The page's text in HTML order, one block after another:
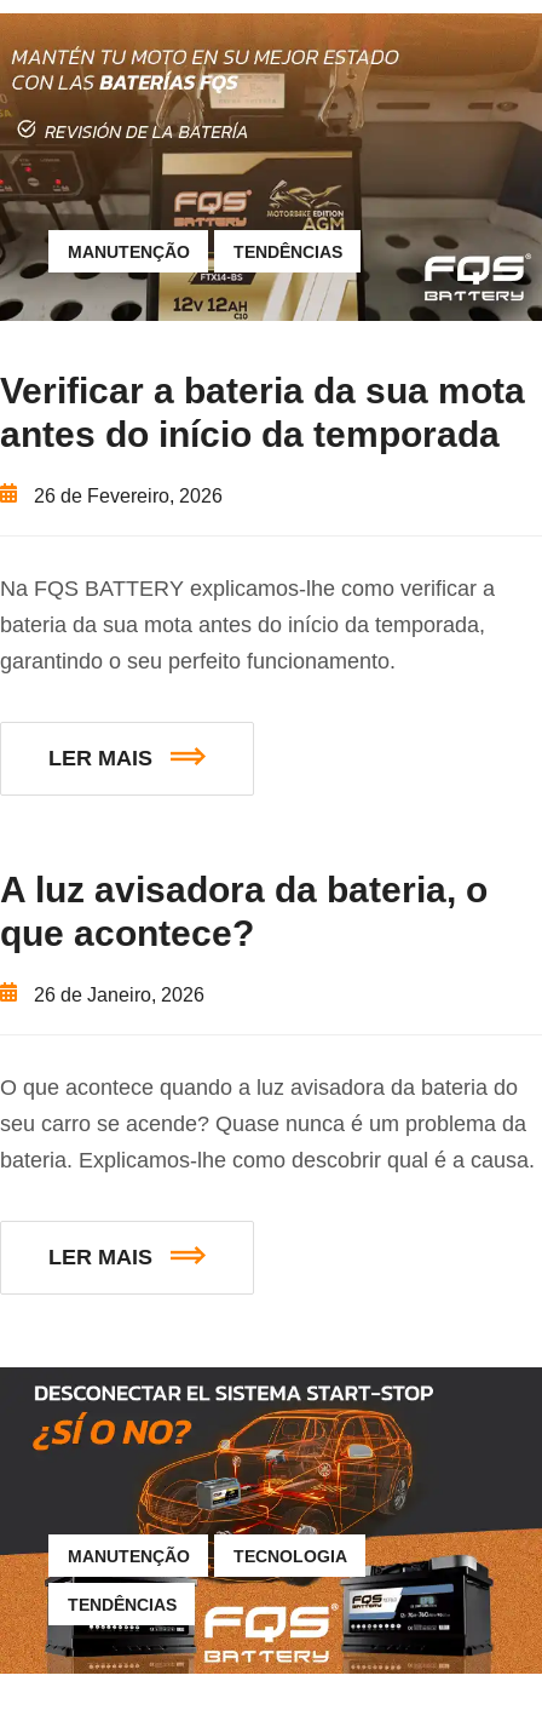
MANUTENÇÃO TENDÊNCIAS
Verificar a bateria da sua mota
antes do início da temporada
26 de Fevereiro, 2026
Na FQS BATTERY explicamos-lhe como verificar a
bateria da sua mota antes do início da temporada,
garantindo o seu perfeito funcionamento.
LER MAIS
A luz avisadora da bateria, o
que acontece?
26 de Janeiro, 2026
O que acontece quando a luz avisadora da bateria do
seu carro se acende? Quase nunca é um problema da
bateria. Explicamos-lhe como descobrir qual é a causa.
LER MAIS
MANUTENÇÃO TECNOLOGIA
TENDÊNCIAS